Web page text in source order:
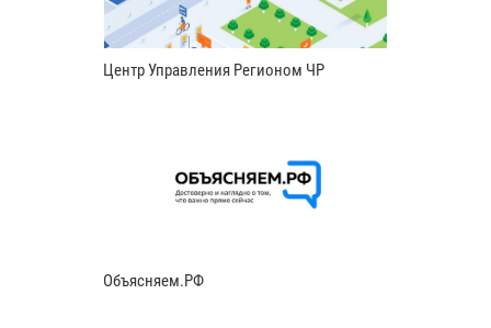
Центр Управления Регионом ЧР
Объясняем.РФ